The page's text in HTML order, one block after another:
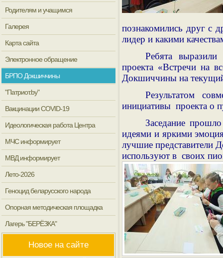
Родителям и учащимся
Галерея
Карта сайта
Электронное обращение
БРПО Докшиччины
"Патриот.by"
Вакцинации COVID-19
Идеологическая работа Центра
МЧС информирует
МВД информирует
Лето-2026
Геноцид беларусского народа
Опорная методическая площадка
Лагерь "БЕРЁЗКА"
Новое на сайте
познакомились друг с
лидер и какими
Ребята выразили
проекта «Встречи на
Докшиччины на
Результатом
инициативы проекта о
Заседание
идеями и яркими
лучшие представители
используют в своих